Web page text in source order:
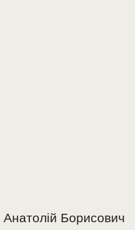
Борисович